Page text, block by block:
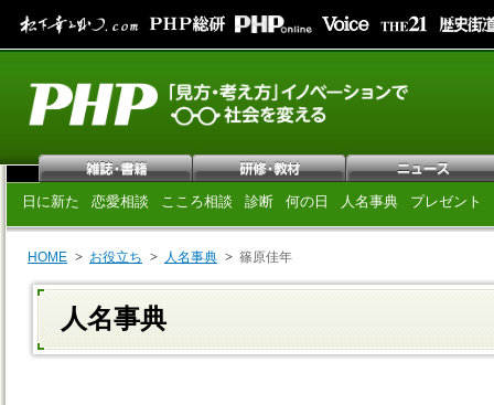
日に新た 恋愛相談 こころ相談 診断 何の日 人名事典 プレゼント
HOME お役立ち 人名事典 篠原佳年
人名事典